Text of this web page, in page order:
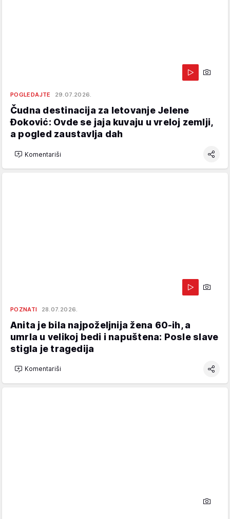
POGLEDAJTE 29.07.2026.
Čudna destinacija za letovanje Jelene
Đoković: Ovde se jaja kuvaju u vreloj zemlji,
a pogled zaustavlja dah
Komentariši
POZNATI 28.07.2026.
Anita je bila najpoželjnija žena 60-ih, a
umrla u velikoj bedi i napuštena: Posle slave
stigla je tragedija
Komentariši